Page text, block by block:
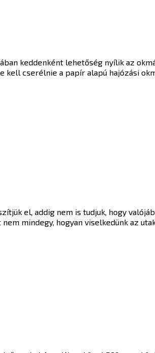
keddenként lehetőség nyílik az
cserélnie a papír alapú hajózási
el, addig nem is tudjuk, hogy
mindegy, hogyan viselkedünk az